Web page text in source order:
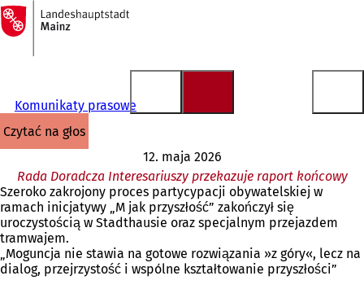
Przejdź do treści
Do
strony
głównej
Komunikaty prasowe
czytać na głos
12. maja 2026
Rada Doradcza Interesariuszy przekazuje raport końcowy
Szeroko zakrojony proces partycypacji obywatelskiej w
ramach inicjatywy „M jak przyszłość” zakończył się
uroczystością w Stadthausie oraz specjalnym przejazdem
tramwajem.
„Moguncja nie stawia na gotowe rozwiązania »z góry«, lecz na
dialog, przejrzystość i wspólne kształtowanie przyszłości”